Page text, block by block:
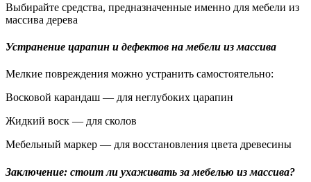
Выбирайте средства, предназначенные именно для мебели из
массива дерева
Устранение царапин и дефектов на мебели из массива
Мелкие повреждения можно устранить самостоятельно:
Восковой карандаш — для неглубоких царапин
Жидкий воск — для сколов
Мебельный маркер — для восстановления цвета древесины
Заключение: стоит ли ухаживать за мебелью из массива?